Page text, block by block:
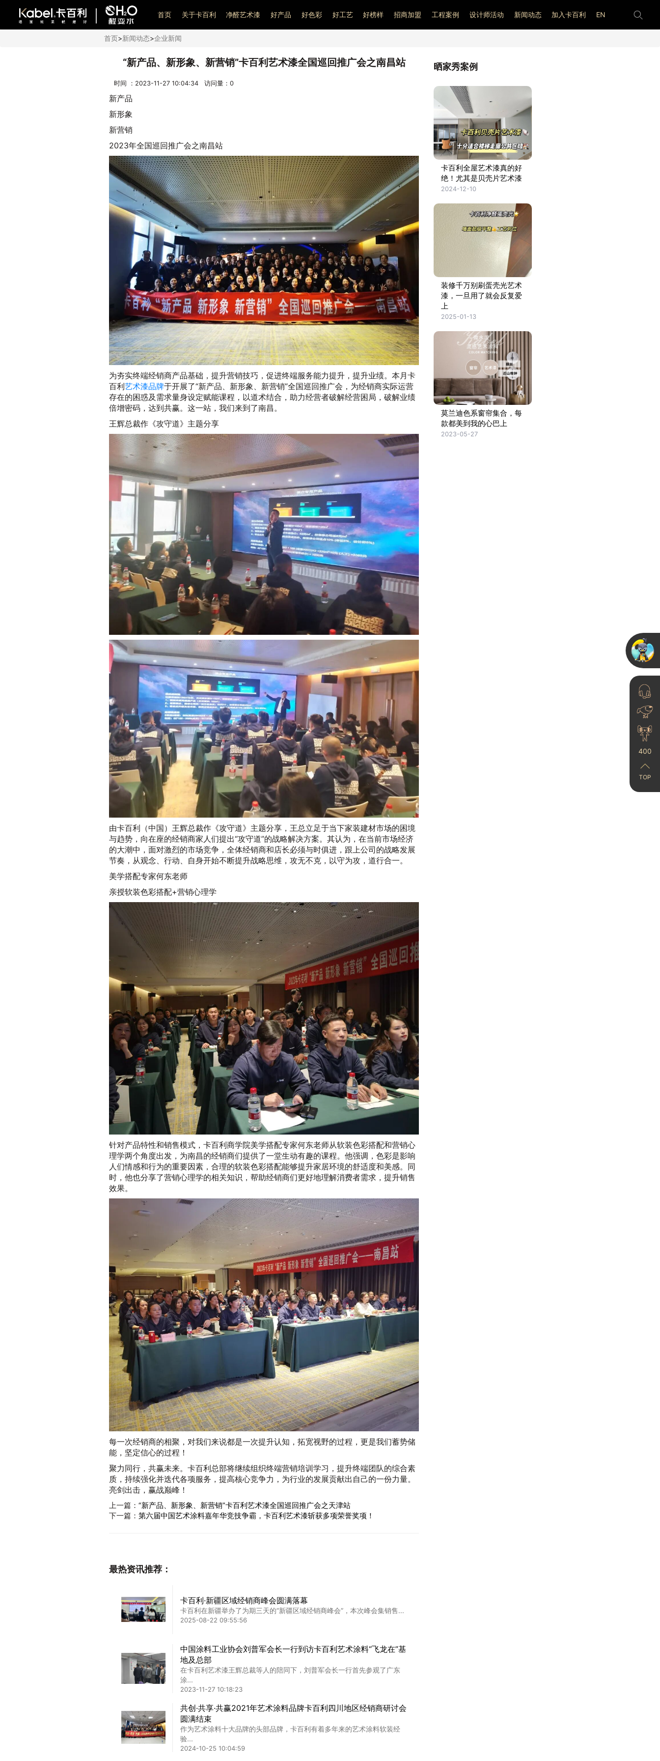
艺术漆加盟
首页 关于卡百利 净醛艺术漆 好产品 好色彩 好工艺 好榜样 招商加盟 工程案例 设计师活动 新闻动态 加入卡百利 EN
首页>新闻动态>企业新闻
“新产品、新形象、新营销”卡百利艺术漆全国巡回推广会之南昌站
时间 ：2023-11-27 10:04:34 访问量： 0
新产品
新形象
新营销
2023年全国巡回推广会之南昌站
为夯实终端经销商产品基础，提升营销技巧，促进终端服务能力提升，提升业绩。本月卡
百利艺术漆品牌于开展了“新产品、新形象、新营销”全国巡回推广会，为经销商实际运营
存在的困惑及需求量身设定赋能课程，以道术结合，助力经营者破解经营困局，破解业绩
倍增密码，达到共赢。这一站，我们来到了南昌。
王辉总裁作《攻守道》主题分享
由卡百利（中国）王辉总裁作《攻守道》主题分享，王总立足于当下家装建材市场的困境
与趋势，向在座的经销商家人们提出“攻守道”的战略解决方案。其认为，在当前市场经济
的大潮中，面对激烈的市场竞争，全体经销商和店长必须与时俱进，跟上公司的战略发展
节奏，从观念、行动、自身开始不断提升战略思维，攻无不克，以守为攻，道行合一。
美学搭配专家何东老师
亲授软装色彩搭配+营销心理学
针对产品特性和销售模式，卡百利商学院美学搭配专家何东老师从软装色彩搭配和营销心
理学两个角度出发，为南昌的经销商们提供了一堂生动有趣的课程。他强调，色彩是影响
人们情感和行为的重要因素，合理的软装色彩搭配能够提升家居环境的舒适度和美感。同
时，他也分享了营销心理学的相关知识，帮助经销商们更好地理解消费者需求，提升销售
效果。
每一次经销商的相聚，对我们来说都是一次提升认知，拓宽视野的过程，更是我们蓄势储
能，坚定信心的过程！
聚力同行，共赢未来。卡百利总部将继续组织终端营销培训学习，提升终端团队的综合素
质，持续强化并迭代各项服务，提高核心竞争力，为行业的发展贡献出自己的一份力量。
亮剑出击，赢战巅峰！
上一篇： “新产品、新形象、新营销”卡百利艺术漆全国巡回推广会之天津站
下一篇： 第六届中国艺术涂料嘉年华竞技争霸，卡百利艺术漆斩获多项荣誉奖项！
最热资讯推荐：
卡百利·新疆区域经销商峰会圆满落幕
卡百利在新疆举办了为期三天的“新疆区域经销商峰会”，本次峰会集销售...
2025-08-22 09:55:56
中国涂料工业协会刘普军会长一行到访卡百利艺术涂料“飞龙在”基
地及总部
在卡百利艺术漆王辉总裁等人的陪同下，刘普军会长一行首先参观了广东
涂...
2023-11-27 10:18:23
共创·共享·共赢2021年艺术涂料品牌卡百利四川地区经销商研讨会
圆满结束
作为艺术涂料十大品牌的头部品牌，卡百利有着多年来的艺术涂料软装经
验...
2024-10-25 10:04:59
晒家秀案例
卡百利全屋艺术漆真的好
绝！尤其是贝壳片艺术漆
2024-12-10
装修千万别刷蛋壳光艺术
漆，一旦用了就会反复爱
上
2025-01-13
莫兰迪色系窗帘集合，每
款都美到我的心巴上
2023-05-27
400
TOP